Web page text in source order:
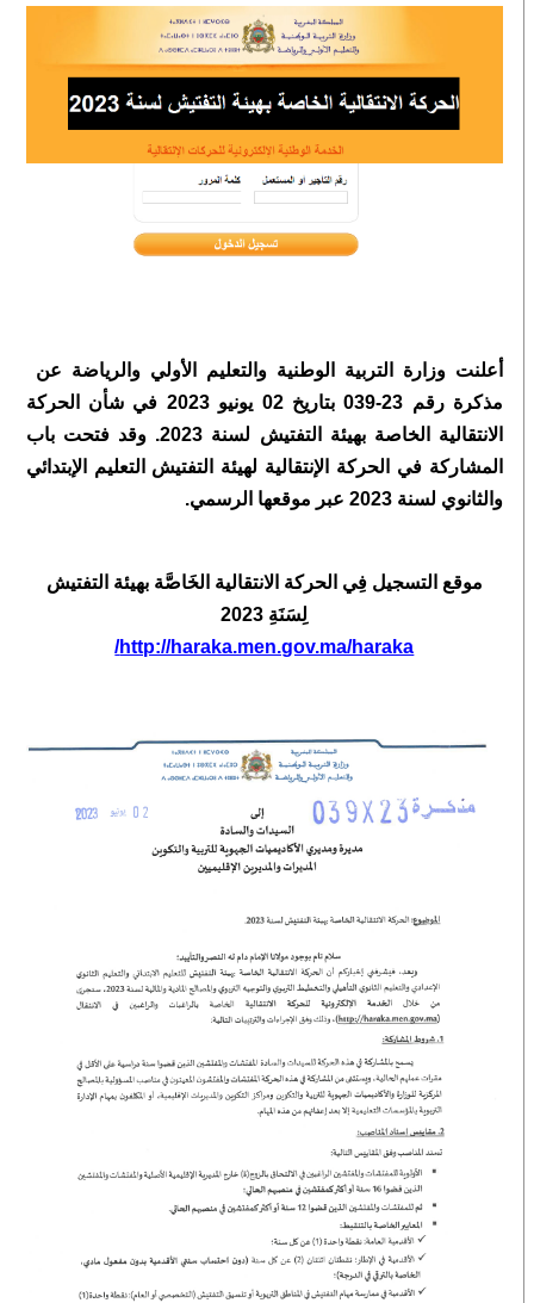
أعلنت وزارة التربية الوطنية والتعليم الأولي والرياضة عن ​
مذكرة رقم 23-039 بتاريخ 02 يونيو 2023 في شأن الحركة
الانتقالية الخاصة بهيئة التفتيش لسنة 2023. وقد فتحت باب
المشاركة في الحركة الإنتقالية لهيئة التفتيش التعليم الإبتدائي
والثانوي لسنة 2023 عبر موقعها الرسمي.
موقع التسجيل فِي الحركة الانتقالية الخَاصَّة بهيئة التفتيش
لِسَنَةِ 2023
http://haraka.men.gov.ma/haraka/